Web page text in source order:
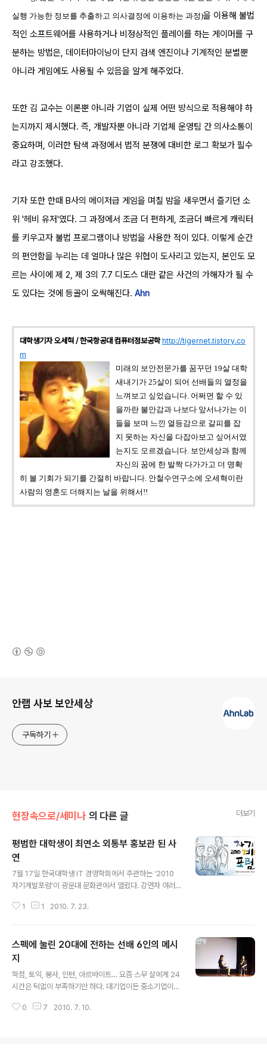
실행 가능한 정보를 추출하고 의사결정에 이용하는 과정)을 이용해 불법
적인 소프트웨어를 사용하거나 비정상적인 플레이를 하는 게이머를 구
분하는 방법은, 데이터마이닝이 단지 검색 엔진이나 기계적인 분별뿐
아니라 게임에도 사용될 수 있음을 알게 해주었다.
또한 김 교수는 이론뿐 아니라 기업이 실제 어떤 방식으로 적용해야 하
는지까지 제시했다. 즉, 개발자뿐 아니라 기업체 운영팀 간 의사소통이
중요하며, 이러한 탐색 과정에서 법적 분쟁에 대비한 로그 확보가 필수
라고 강조했다.
기자 또한 한때 B사의 메이저급 게임을 며칠 밤을 새우면서 즐기던 소
위 '헤비 유저'였다. 그 과정에서 조금 더 편하게, 조금더 빠르게 캐릭터
를 키우고자 불법 프로그램이나 방법을 사용한 적이 있다. 이렇게 순간
의 편안함을 누리는 데 얼마나 많은 위협이 도사리고 있는지, 본인도 모
르는 사이에 제 2, 제 3의 7.7 디도스 대란 같은 사건의 가해자가 될 수
도 있다는 것에 등골이 오싹해진다. Ahn
대학생기자 오세혁 / 한국항공대 컴퓨터정보공학http://tigernet.tistory.co
m
미래의 보안전문가를 꿈꾸던 19살 대학
새내기가 25살이 되어 선배들의 열정을
느껴보고 싶었습니다. 어쩌면 할 수 있
을까란 불안감과 나보다 앞서나가는 이
들을 보며 느낀 열등감으로 갈피를 잡
지 못하는 자신을 다잡아보고 싶어서였
는지도 모르겠습니다. 보안세상과 함께
자신의 꿈에 한 발짝 다가가고 더 명확
히 볼 기회가 되기를 간절히 바랍니다. 안철수연구소에 오세혁이란
사람의 영혼도 더해지는 날을 위해서!!
안랩 사보 보안세상
구독하기
현장속으로/세미나 의 다른 글 더보기
평범한 대학생이 최연소 외통부 홍보관 된 사
연
7월 17일 한국대학생 IT 경영학회에서 주관하는 ‘2010
자기계발포럼’이 광운대 문화관에서 열렸다. 강연자 여러
‘최연소’라는 타이틀이 붙어있기 때문이다. 서울시 홍보정
부 산하 KOICA(한국국제협력단)의 홍보관에 이르기까지
그는 최연소로 중책을 수행했다. 1981년생인 그는 어떻게
이런 다양한 경력을 쌓을 수 있었을까? 그 답은 최선을 다
했던 그의 20대에 있었다. 다음은 강연 요약. 나는 집을 떠
나 대학교 생활을 한다는 기대감이 있었다. 그러나 1학년
때는 내성적인 성격의 기숙사 친구들하고만 어울리는 평범
1 1 2010. 7. 23.
스펙에 눌린 20대에 전하는 선배 6인의 메시
지
학점, 토익, 봉사, 인턴, 아르바이트… 요즘 스무 살에게 24
시간은 턱없이 부족하기만 하다. 대기업이든 중소기업이든
떻게 해야 찾고, 또 키울 수 있는 걸까? 이에 대한 해답을 지
0 7 2010. 7. 10.